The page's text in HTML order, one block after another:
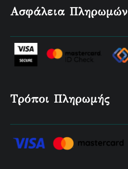
Ασφάλεια Πληρωμών
Τρόποι Πληρωμής